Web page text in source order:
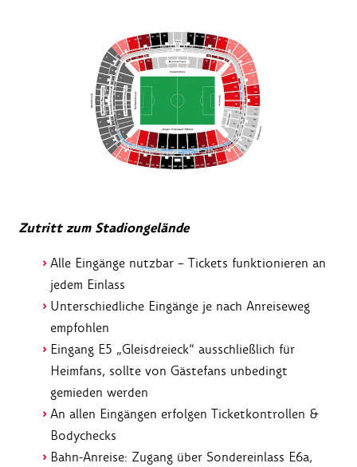
Zutritt zum Stadiongelände
Alle Eingänge nutzbar – Tickets funktionieren an
jedem Einlass
Unterschiedliche Eingänge je nach Anreiseweg
empfohlen
Eingang E5 „Gleisdreieck“ ausschließlich für
Heimfans, sollte von Gästefans unbedingt
gemieden werden
An allen Eingängen erfolgen Ticketkontrollen &
Bodychecks
Bahn-Anreise: Zugang über Sondereinlass E6a,